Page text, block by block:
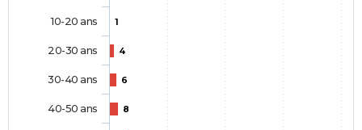
1
4
6
8
10-20 ans
20-30 ans
30-40 ans
40-50 ans